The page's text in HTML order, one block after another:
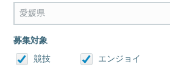
募集対象
競技
エンジョイ